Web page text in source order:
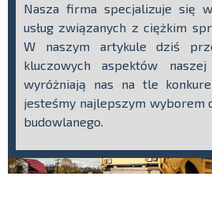
Nasza firma specjalizuje się
usług związanych z ciężkim
W naszym artykule dziś
kluczowych aspektów naszej
wyróżniają nas na tle
jesteśmy najlepszym wyborem
budowlanego.